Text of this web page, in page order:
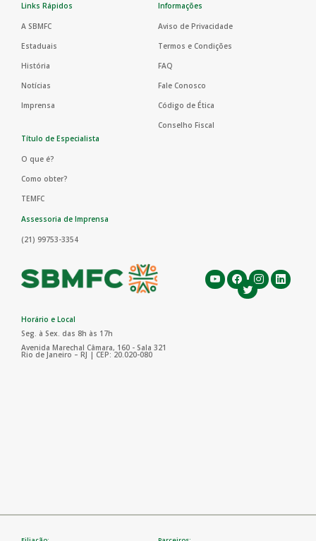
Links Rápidos
A SBMFC
Estaduais
História
Notícias
Imprensa
Informações
Aviso de Privacidade
Termos e Condições
FAQ
Fale Conosco
Código de Ética
Conselho Fiscal
Título de Especialista
O que é?
Como obter?
TEMFC
Assessoria de Imprensa
(21) 99753-3354
Horário e Local
Seg. à Sex. das 8h às 17h
Avenida Marechal Câmara, 160 - Sala 321
Rio de Janeiro – RJ | CEP: 20.020-080